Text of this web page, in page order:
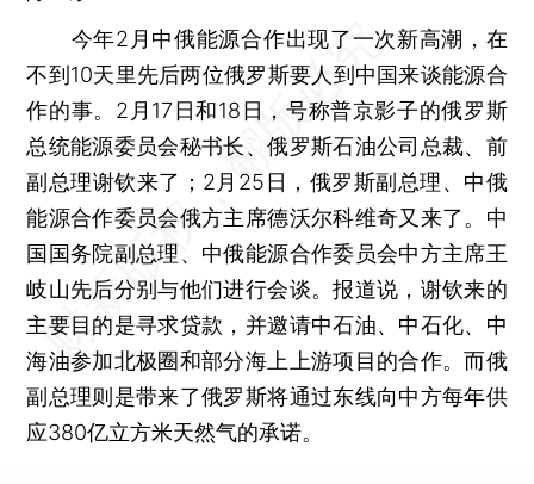
今年2月中俄能源合作出现了一次新高潮，在
不到10天里先后两位俄罗斯要人到中国来谈能源合
作的事。2月17日和18日，号称普京影子的俄罗斯
总统能源委员会秘书长、俄罗斯石油公司总裁、前
副总理谢钦来了；2月25日，俄罗斯副总理、中俄
能源合作委员会俄方主席德沃尔科维奇又来了。中
国国务院副总理、中俄能源合作委员会中方主席王
岐山先后分别与他们进行会谈。报道说，谢钦来的
主要目的是寻求贷款，并邀请中石油、中石化、中
海油参加北极圈和部分海上上游项目的合作。而俄
副总理则是带来了俄罗斯将通过东线向中方每年供
应380亿立方米天然气的承诺。